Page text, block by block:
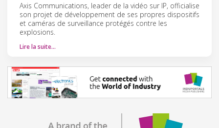
Axis Communications, leader de la vidéo sur IP, officialise
son projet de développement de ses propres dispositifs
et caméras de surveillance protégés contre les
explosions.
Lire la suite…